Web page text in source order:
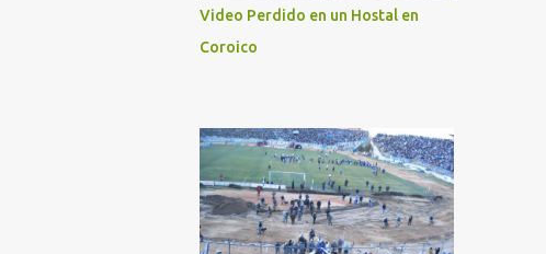
Video Perdido en un Hostal en
Coroico